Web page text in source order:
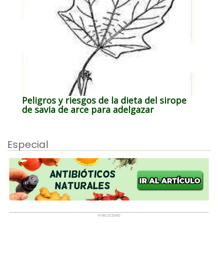
Peligros y riesgos de la dieta del sirope
de savia de arce para adelgazar
Especial